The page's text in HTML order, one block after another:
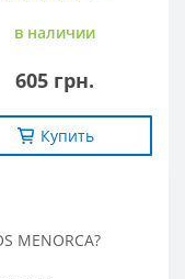
в наличии
605 грн.
Купить
MENORCA?